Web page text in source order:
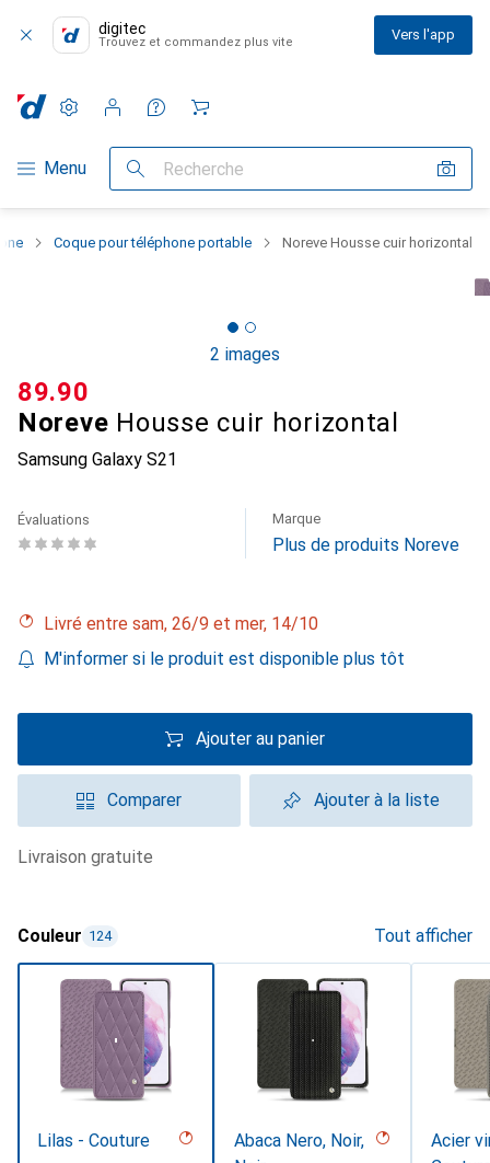
digitec
Trouvez et commandez plus vite Vers l'app
Navigation par catégorie
Menu Recherche
Paramètres
Compte client
Listes de comparaison
Listes d'envies
Panier
Coque pour téléphone portable Noreve Housse cuir horizontal
2 images
Noreve Housse cuir horizontal
Samsung Galaxy S21
CHF
89.90
Évaluations Marque
Plus de produits Noreve
Livré entre sam, 26/9 et mer, 14/10
M'informer si le produit est disponible plus tôt
Ajouter au panier
Comparer Ajouter à la liste
livraison gratuite
Couleur 124 Tout afficher
Lilas - Couture
Abaca Nero, Noir,
Acier